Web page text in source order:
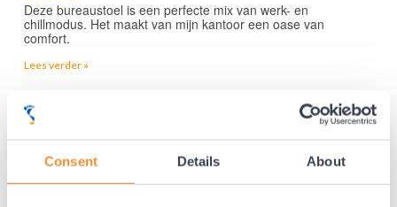
Consent Details About
Deze bureaustoel is een perfecte mix van werk- en
chillmodus. Het maakt van mijn kantoor een oase van
comfort.
Lees verder »
Nr.1 in Benelux en Duitsland!